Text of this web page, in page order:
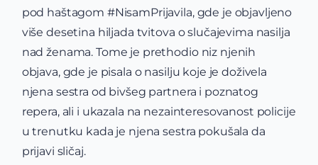
pod haštagom #NisamPrijavila, gde je objavljeno
više desetina hiljada tvitova o slučajevima nasilja
nad ženama. Tome je prethodio niz njenih
objava, gde je pisala o nasilju koje je doživela
njena sestra od bivšeg partnera i poznatog
repera, ali i ukazala na nezainteresovanost policije
u trenutku kada je njena sestra pokušala da
prijavi sličaj.